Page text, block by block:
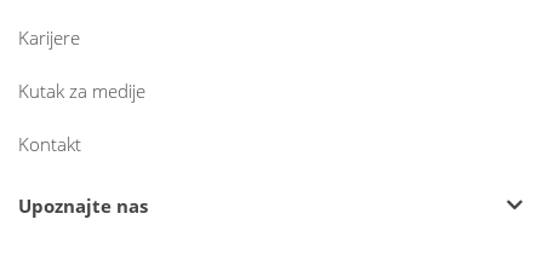
Karijere
Kutak za medije
Kontakt
Upoznajte nas